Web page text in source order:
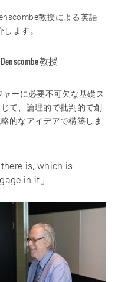
教授による英語
ます。
教授
ーに必要不可欠な基礎ス
て、論理的で批判的で創
的なアイデアで構築しま
is, which is
in it」